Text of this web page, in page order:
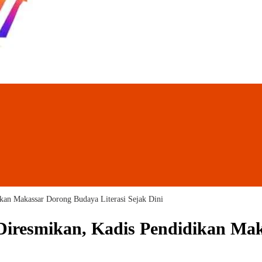
Makassar Dorong Budaya Literasi Sejak Dini
Kadis Pendidikan